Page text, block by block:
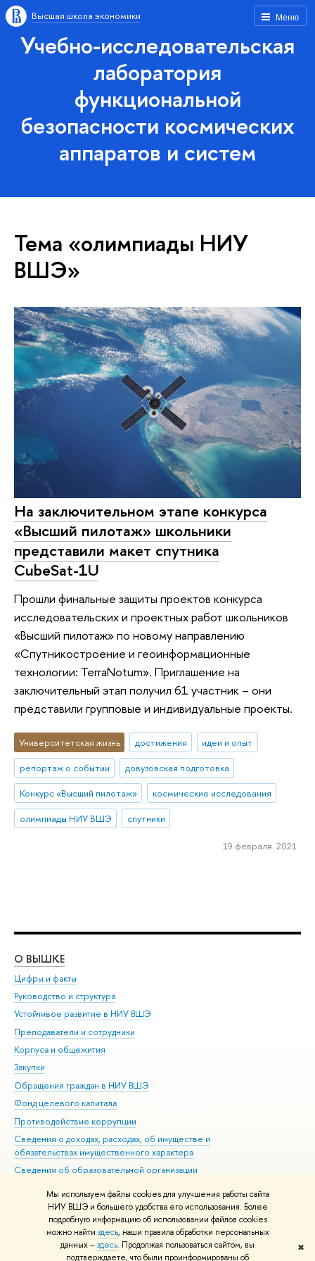
Мы используем файлы cookies для улучшения работы сайта
НИУ ВШЭ и большего удобства его использования. Более
подробную информацию об использовании файлов cookies
можно найти здесь, наши правила обработки персональных
данных –здесь. Продолжая пользоваться сайтом, вы
подтверждаете, что были проинформированы об
✖
Меню
Высшая школа экономики
Учебно-исследовательская
лаборатория
функциональной
безопасности космических
аппаратов и систем
Тема «олимпиады НИУ
ВШЭ»
На заключительном этапе конкурса
«Высший пилотаж» школьники
представили макет спутника
CubeSat-1U
Прошли финальные защиты проектов конкурса
исследовательских и проектных работ школьников
«Высший пилотаж» по новому направлению
«Спутникостроение и геоинформационные
технологии: TerraNotum». Приглашение на
заключительный этап получил 61 участник – они
представили групповые и индивидуальные проекты.
Университетская жизнь достижения
идеи и опыт
репортаж о событии
довузовская подготовка
Конкурс «Высший пилотаж»
космические исследования
олимпиады НИУ ВШЭ
спутники
19 февраля 2021
О ВЫШКЕ
Цифры и факты
Руководство и структура
Устойчивое развитие в НИУ ВШЭ
Преподаватели и сотрудники
Корпуса и общежития
Закупки
Обращения граждан в НИУ ВШЭ
Фонд целевого капитала
Противодействие коррупции
Сведения о доходах, расходах, об имуществе и
обязательствах имущественного характера
Сведения об образовательной организации
Людям с ограниченными возможностями здоровья
Единая платежная страница
Работа в Вышке